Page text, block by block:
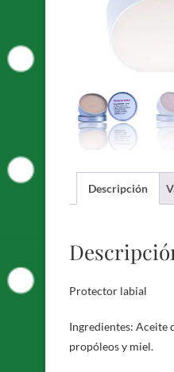
Descripción
Protector labial
Ingredientes: Aceite
propóleos y miel.